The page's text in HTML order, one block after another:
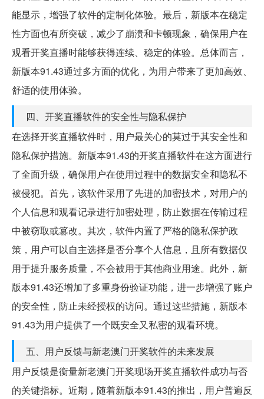
能显示，增强了软件的定制化体验。最后，新版本在稳定
性方面也有所突破，减少了崩溃和卡顿现象，确保用户在
观看开奖直播时能够获得连续、稳定的体验。总体而言，
新版本91.43通过多方面的优化，为用户带来了更加高效、
舒适的使用体验。
四、开奖直播软件的安全性与隐私保护
在选择开奖直播软件时，用户最关心的莫过于其安全性和
隐私保护措施。新版本91.43的开奖直播软件在这方面进行
了全面升级，确保用户在使用过程中的数据安全和隐私不
被侵犯。首先，该软件采用了先进的加密技术，对用户的
个人信息和观看记录进行加密处理，防止数据在传输过程
中被窃取或篡改。其次，软件内置了严格的隐私保护政
策，用户可以自主选择是否分享个人信息，且所有数据仅
用于提升服务质量，不会被用于其他商业用途。此外，新
版本91.43还增加了多重身份验证功能，进一步增强了账户
的安全性，防止未经授权的访问。通过这些措施，新版本
91.43为用户提供了一个既安全又私密的观看环境。
五、用户反馈与新老澳门开奖软件的未来发展
用户反馈是衡量新老澳门开奖现场开奖直播软件成功与否
的关键指标。近期，随着新版本91.43的推出，用户普遍反